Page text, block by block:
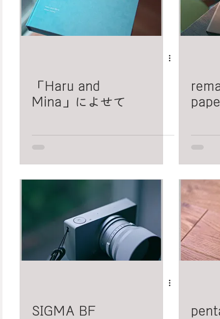
「Haru and
Mina」によせて
SIGMA BF